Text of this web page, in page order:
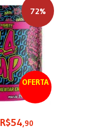
OFERTA
72%
R$54,90